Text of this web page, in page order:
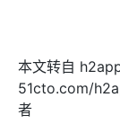
本文转自
51cto.com/
者